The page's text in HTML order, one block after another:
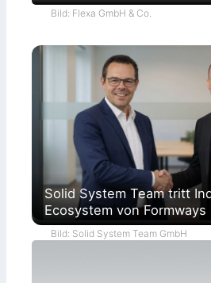
Bild: Flexa GmbH & Co.
Solid System Team tritt
Ecosystem von Formways
Bild: Solid System Team GmbH